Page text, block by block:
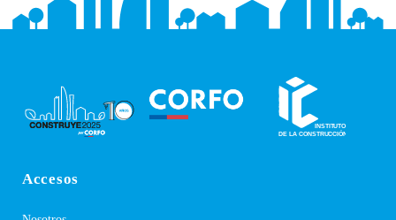
Accesos